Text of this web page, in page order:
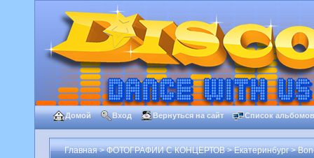
Домой Вход Вернуться на сайт Список альбомов
Главная>ФОТОГРАФИИ С КОНЦЕРТОВ>Екатеринбург>